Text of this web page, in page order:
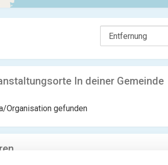
In deiner Gemeinde
Organisation gefunden